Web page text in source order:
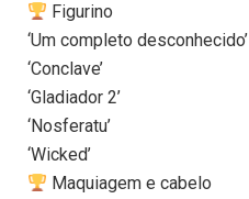
Figurino
‘Um completo desconhecido’
‘Conclave’
‘Gladiador 2’
‘Nosferatu’
‘Wicked’
Maquiagem e cabelo